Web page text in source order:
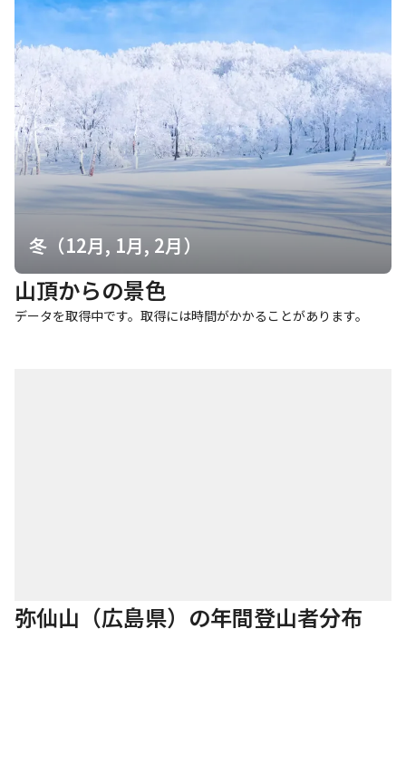
冬（12月, 1月, 2月）
山頂からの景色
データを取得中です。取得には時間がかかることがあります。
弥仙山（広島県）の年間登山者分布